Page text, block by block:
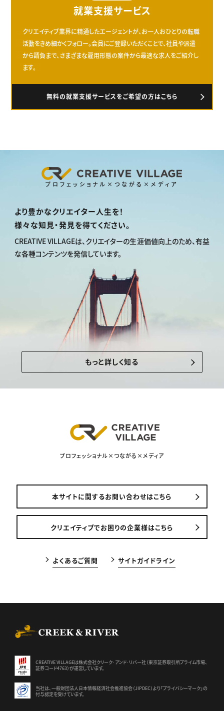
就業支援サービス
クリエイティブ業界に精通したエージェントが、お一人おひとりの転職
活動をきめ細かくフォロー。会員にご登録いただくことで、社員や派遣
から請負まで、さまざまな雇用形態の案件から最適な求人をご紹介し
ます。
無料の就業支援サービスをご希望の方はこちら
プロフェッショナル×つながる×メディア
より豊かなクリエイター人生を！
様々な知見・発見を得てください。
CREATIVE VILLAGEは、クリエイターの生涯価値向上のため、有益
な各種コンテンツを発信しています。
もっと詳しく知る
プロフェッショナル×つながる×メディア
本サイトに関するお問い合わせはこちら
クリエイティブでお困りの企業様はこちら
よくあるご質問 サイトガイドライン
CREATIVE VILLAGEは株式会社クリーク･アンド･リバー社（東京証券取引所プライム市場、
証券コード4763）が運営しています。
当社は、一般財団法人日本情報経済社会推進協会（JIPDEC）より 「プライバシーマーク」の
付与認定を受けています。